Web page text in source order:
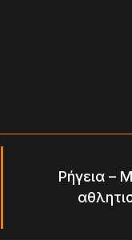
Ρήγεια –